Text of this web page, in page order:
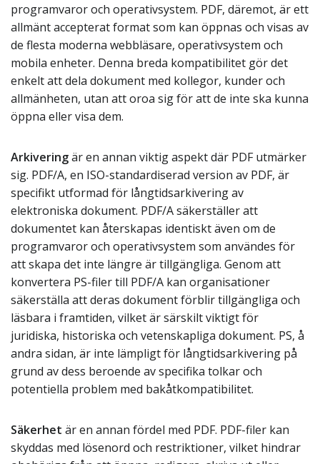
programvaror och operativsystem. PDF, däremot, är ett
allmänt accepterat format som kan öppnas och visas av
de flesta moderna webbläsare, operativsystem och
mobila enheter. Denna breda kompatibilitet gör det
enkelt att dela dokument med kollegor, kunder och
allmänheten, utan att oroa sig för att de inte ska kunna
öppna eller visa dem.
Arkiveringär en annan viktig aspekt där PDF utmärker
sig. PDF/A, en ISO-standardiserad version av PDF, är
specifikt utformad för långtidsarkivering av
elektroniska dokument. PDF/A säkerställer att
dokumentet kan återskapas identiskt även om de
programvaror och operativsystem som användes för
att skapa det inte längre är tillgängliga. Genom att
konvertera PS-filer till PDF/A kan organisationer
säkerställa att deras dokument förblir tillgängliga och
läsbara i framtiden, vilket är särskilt viktigt för
juridiska, historiska och vetenskapliga dokument. PS, å
andra sidan, är inte lämpligt för långtidsarkivering på
grund av dess beroende av specifika tolkar och
potentiella problem med bakåtkompatibilitet.
Säkerhet är en annan fördel med PDF. PDF-filer kan
skyddas med lösenord och restriktioner, vilket hindrar